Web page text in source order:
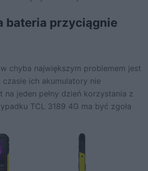
bateria przyciągnie
chyba największym problemem jest
ich akumulatory nie
na jeden pełny dzień korzystania z
TCL 3189 4G ma być zgoła